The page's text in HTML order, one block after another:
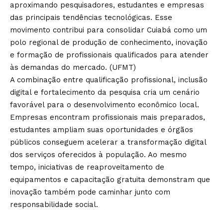
aproximando pesquisadores, estudantes e empresas
das principais tendências tecnológicas. Esse
movimento contribui para consolidar Cuiabá como um
polo regional de produção de conhecimento, inovação
e formação de profissionais qualificados para atender
às demandas do mercado. (UFMT)
A combinação entre qualificação profissional, inclusão
digital e fortalecimento da pesquisa cria um cenário
favorável para o desenvolvimento econômico local.
Empresas encontram profissionais mais preparados,
estudantes ampliam suas oportunidades e órgãos
públicos conseguem acelerar a transformação digital
dos serviços oferecidos à população. Ao mesmo
tempo, iniciativas de reaproveitamento de
equipamentos e capacitação gratuita demonstram que
inovação também pode caminhar junto com
responsabilidade social.